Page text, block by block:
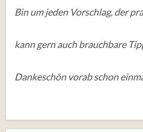
Bin um jeden Vorschlag, der
kann gern auch brauchbare
Dankeschön vorab schon